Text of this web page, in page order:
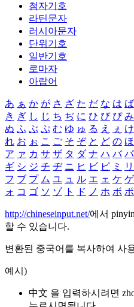
첨자기호
라틴문자
러시아문자
단위기호
일반기호
로마자
아랍어
あ ぁ か が さ ざ た だ な は ば
き ぎ し じ ち ぢ に ひ び ぴ み
ぬ ふ ぶ ぷ む ゆ ゅ る え ぇ け
れ お ぉ こ ご そ ぞ と ど の ほ
ア ァ カ サ ザ タ ダ ナ ハ バ パ
ギ シ ジ チ ヂ ニ ヒ ビ ピ ミ リ
フ ブ プ ム ユ ュ ル エ ェ ケ ゲ
ォ コ ゴ ソ ゾ ト ド ノ ホ ボ ポ
http://chineseinput.net/에서
할 수 있습니다.
변환된 중국어를 복사하여 사
예시)
中文 을 입력하시려면